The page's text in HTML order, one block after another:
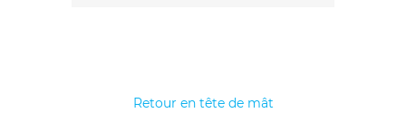
Retour en tête de mât